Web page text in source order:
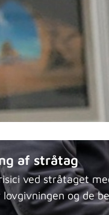
af stråtag
ved stråtaget
lovgivningen og de